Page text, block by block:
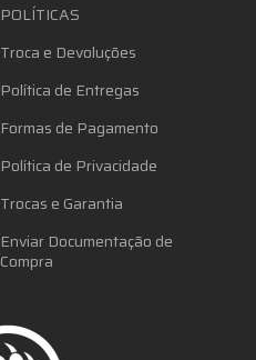
POLÍTICAS
Troca e Devoluções
Política de Entregas
Formas de Pagamento
Política de Privacidade
Trocas e Garantia
Enviar Documentação de
Compra